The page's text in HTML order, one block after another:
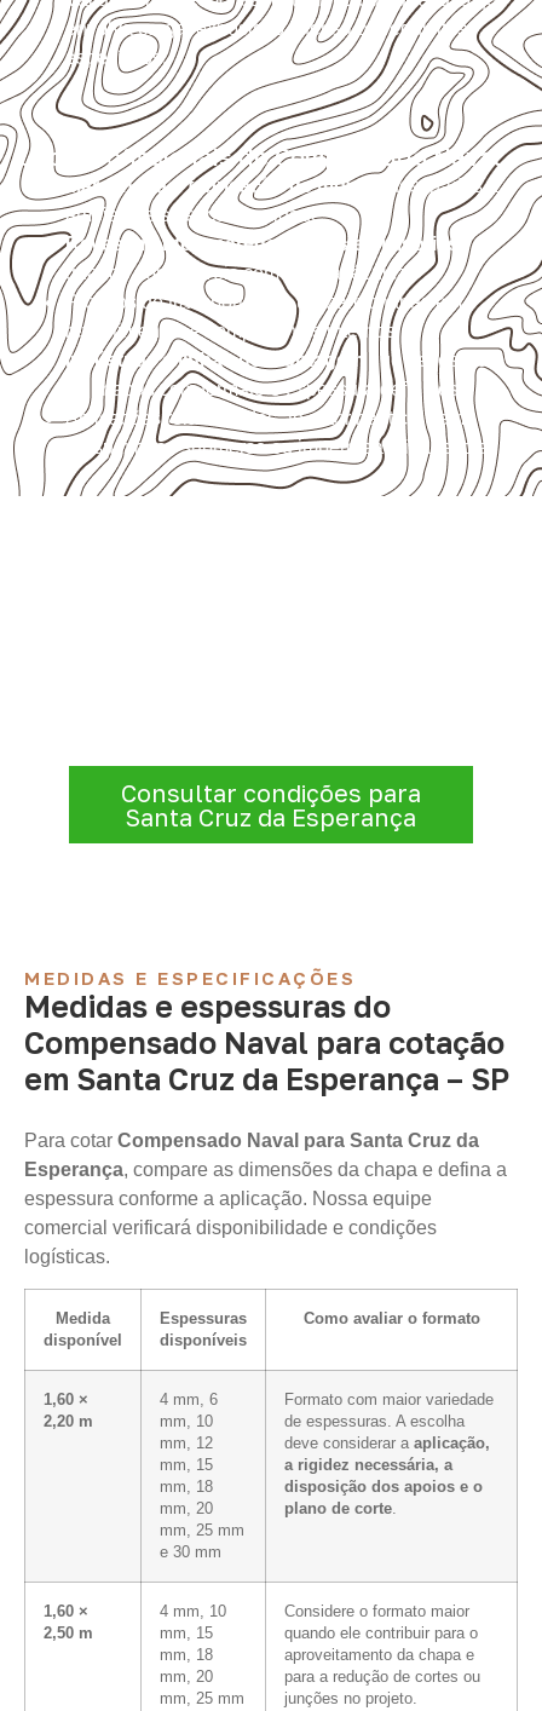
envolva carga, exposição intensa ou requisitos
específicos.
Usos profissionais do Compensado Naval
Marcenaria e fabricação de móveis
destinados a
ambientes sujeitos à umidade.
Revestimentos, paredes, pisos e divisórias
quando compatíveis com a ficha técnica.
Projetos de transporte que utilizam chapas em
revestimentos e componentes internos.
Indústrias e linhas de montagem
que necessitam
de chapas com formato e espessura definidos.
Aplicações relacionadas ao setor náutico, sem
presumir uso submerso ou impermeabilidade total.
Consultar condições para
Santa Cruz da Esperança
MEDIDAS E ESPECIFICAÇÕES
Medidas e espessuras do
Compensado Naval para cotação
em Santa Cruz da Esperança – SP
Para cotar Compensado Naval para Santa Cruz da
Esperança, compare as dimensões da chapa e defina a
espessura conforme a aplicação. Nossa equipe
comercial verificará disponibilidade e condições
logísticas.
Medida
disponível
Espessuras
disponíveis
Como avaliar o formato
1,60 ×
2,20 m
4 mm, 6
mm, 10
mm, 12
mm, 15
mm, 18
mm, 20
mm, 25 mm
e 30 mm
Formato com maior variedade
de espessuras. A escolha
deve considerar a aplicação,
a rigidez necessária, a
disposição dos apoios e o
plano de corte.
1,60 ×
2,50 m
4 mm, 10
mm, 15
mm, 18
mm, 20
mm, 25 mm
Considere o formato maior
quando ele contribuir para o
aproveitamento da chapa e
para a redução de cortes ou
junções no projeto.